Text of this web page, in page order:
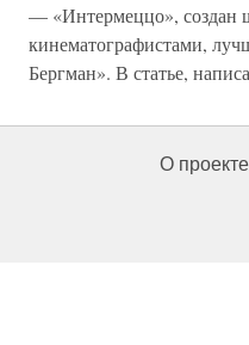
— «Интермеццо», создан
кинематографистами,
Бергман». В статье,
О проекте